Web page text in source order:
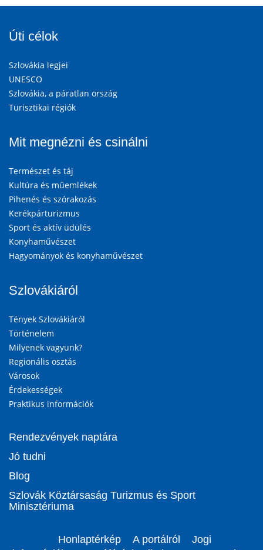
Úti célok
Szlovákia legjei
UNESCO
Szlovákia, a páratlan ország
Turisztikai régiók
Mit megnézni és csinálni
Természet és táj
Kultúra és műemlékek
Pihenés és szórakozás
Kerékpárturizmus
Sport és aktív üdülés
Konyhaművészet
Hagyományok és konyhaművészet
Szlovákiáról
Tények Szlovákiáról
Történelem
Milyenek vagyunk?
Regionális osztás
Városok
Érdekességek
Praktikus információk
Rendezvények naptára
Jó tudni
Blog
Szlovák Köztársaság Turizmus és Sport
Minisztériuma
Honlaptérkép A portálról
Jogi